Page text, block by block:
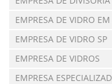
EMPRESA DE VIDRO
EMPRESA DE VIDRO SP
EMPRESA DE VIDROS
EMPRESA